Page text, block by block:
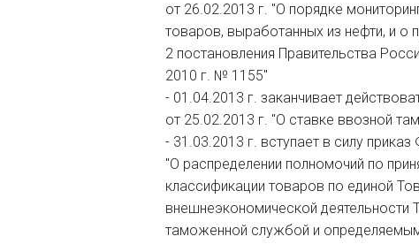
от 26.02.2013 г. "О порядке
товаров, выработанных из нефти, и о
2 постановления Правительства
2010 г. № 1155"
- 01.04.2013 г. заканчивает
от 25.02.2013 г. "О ставке ввозной
- 31.03.2013 г. вступает в силу
"О распределении полномочий по
классификации товаров по единой
внешнеэкономической
таможенной службой и